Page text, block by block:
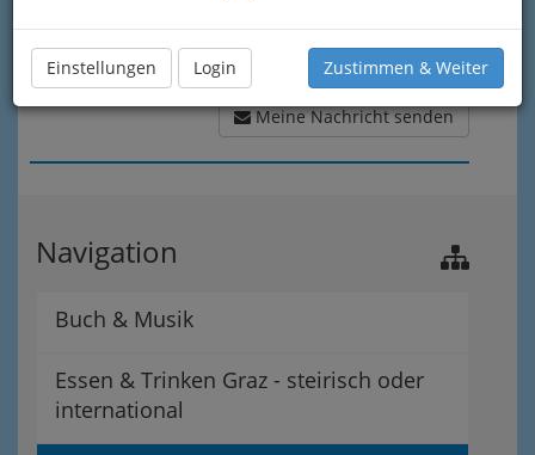
Einstellungen Login Zustimmen & Weiter
Meine Nachricht senden
Navigation
Buch & Musik
Essen & Trinken Graz - steirisch oder
international